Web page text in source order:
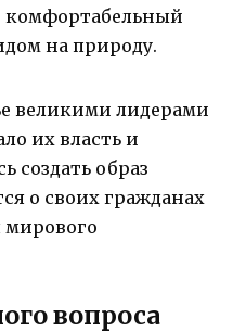
комфортабельный
на природу.
великими лидерами
их власть и
создать образ
о своих гражданах
мирового
вопроса